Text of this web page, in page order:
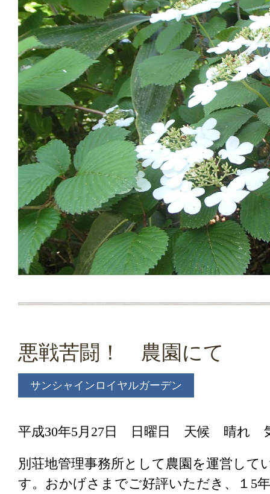
悪戦苦闘！ 農園にて
サンシャインロイヤルガーデン
平成30年5月27日 日曜日 天候 晴れ
別荘地管理事務所として農園を運営して
す。おかげさまでご好評いただき、１5